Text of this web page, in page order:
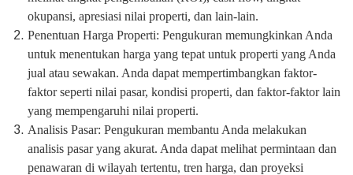
okupansi, apresiasi nilai properti, dan lain-lain.
Penentuan Harga Properti: Pengukuran memungkinkan Anda
untuk menentukan harga yang tepat untuk properti yang Anda
jual atau sewakan. Anda dapat mempertimbangkan faktor-
faktor seperti nilai pasar, kondisi properti, dan faktor-faktor lain
yang mempengaruhi nilai properti.
Analisis Pasar: Pengukuran membantu Anda melakukan
analisis pasar yang akurat. Anda dapat melihat permintaan dan
penawaran di wilayah tertentu, tren harga, dan proyeksi